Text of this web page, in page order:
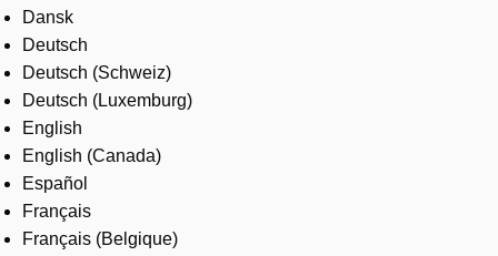
Services
About us
Where to buy
Contact us
Careers
Dansk
Deutsch
Deutsch (Schweiz)
Deutsch (Luxemburg)
English
English (Canada)
Español
Français
Français (Belgique)